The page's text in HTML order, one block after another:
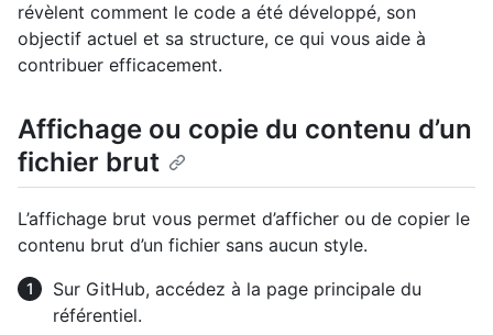
révèlent comment le code a été développé, son
objectif actuel et sa structure, ce qui vous aide à
contribuer efficacement.
Affichage ou copie du contenu d’un
fichier brut
L’affichage brut vous permet d’afficher ou de copier le
contenu brut d’un fichier sans aucun style.
Sur GitHub, accédez à la page principale du
référentiel.